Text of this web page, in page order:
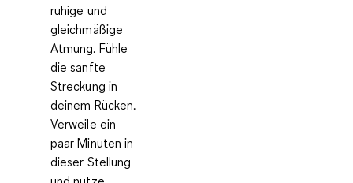
ruhige und
gleichmäßige
Atmung. Fühle
die sanfte
Streckung in
deinem Rücken.
Verweile ein
paar Minuten in
dieser Stellung